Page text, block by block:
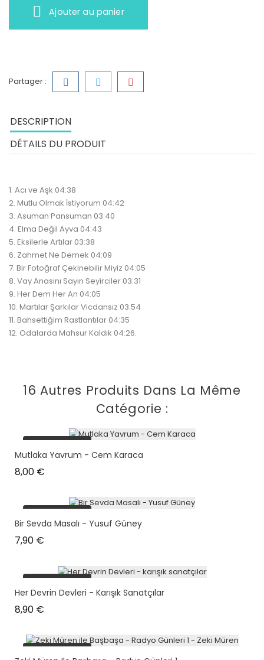
Ajouter au panier
Partager :
DESCRIPTION
DÉTAILS DU PRODUIT
1. Acı ve Aşk 04:38
2. Mutlu Olmak İstiyorum 04:42
3. Asuman Pansuman 03:40
4. Elma Değil Ayva 04:43
5. Eksilerle Artılar 03:38
6. Zahmet Ne Demek 04:09
7. Bir Fotoğraf Çekinebilir Miyiz 04:05
8. Vay Anasını Sayın Seyirciler 03:31
9. Her Dem Her An 04:05
10. Martılar Şarkılar Vicdansız 03:54
11. Bahsettiğim Rastlantılar 04:35
12. Odalarda Mahsur Kaldık 04:26.
16 Autres Produits Dans La Même
Catégorie :
plus en stock
Mutlaka Yavrum - Cem Karaca
8,00 €
plus en stock
Bir Sevda Masalı - Yusuf Güney
7,90 €
plus en stock
Her Devrin Devleri - Karışık Sanatçılar
8,90 €
plus en stock